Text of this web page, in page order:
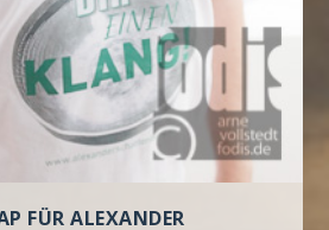
FÜR ALEXANDER